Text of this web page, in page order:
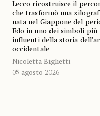
Lecco ricostruisce il
che trasformò una
nata nel Giappone del
Edo in uno dei simboli più
influenti della storia
occidentale
Nicoletta Biglietti
05 agosto 2026